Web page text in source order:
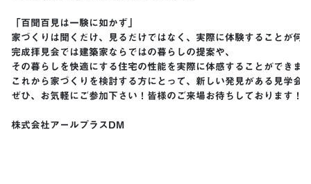
「百聞百見は一験に如かず」
家づくりは聞くだけ、見るだけではなく、実際に体験することが何
完成拝見会では建築家ならではの暮らしの提案や、
その暮らしを快適にする住宅の性能を実際に体感することができま
これから家づくりを検討する方にとって、新しい発見がある見学会
ぜひ、お気軽にご参加下さい！皆様のご来場お待ちしております！
株式会社アールプラスDM